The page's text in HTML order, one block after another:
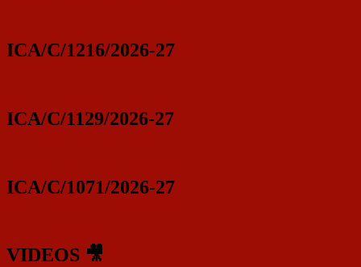
ICA/C/1216/2026-27
ICA/C/1129/2026-27
ICA/C/1071/2026-27
VIDEOS 🎥